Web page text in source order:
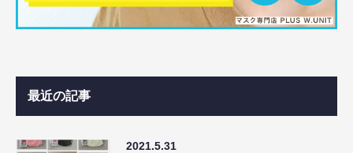
最近の記事
2021.5.31